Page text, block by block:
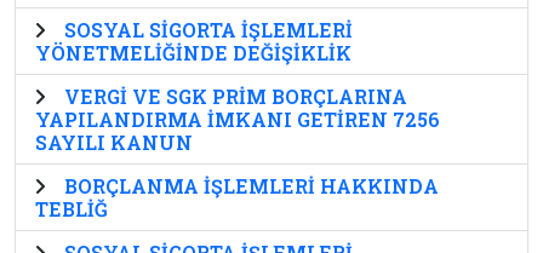
SOSYAL SİGORTA İŞLEMLERİ
YÖNETMELİĞİNDE DEĞİŞİKLİK
VERGİ VE SGK PRİM BORÇLARINA
YAPILANDIRMA İMKANI GETİREN 7256
SAYILI KANUN
BORÇLANMA İŞLEMLERİ HAKKINDA
TEBLİĞ